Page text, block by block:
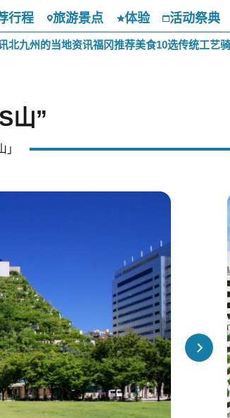
行程 旅游景点 体验 活动祭典
北九州的当地资讯福冈推荐美食10选传统工艺
山”